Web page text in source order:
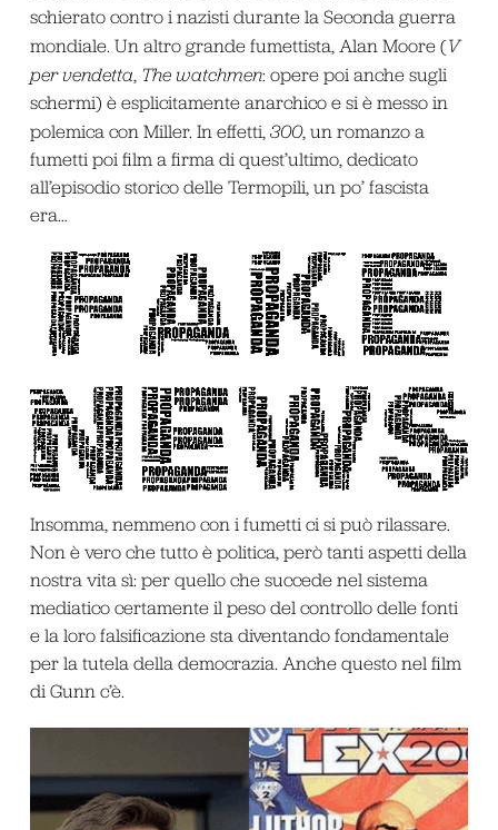
schierato contro i nazisti durante la Seconda guerra
mondiale. Un altro grande fumettista, Alan Moore (V
per vendetta, The watchmen: opere poi anche sugli
schermi) è esplicitamente anarchico e si è messo in
polemica con Miller. In effetti, 300, un romanzo a
fumetti poi film a firma di quest’ultimo, dedicato
all’episodio storico delle Termopili, un po’ fascista
era…
Insomma, nemmeno con i fumetti ci si può rilassare.
Non è vero che tutto è politica, però tanti aspetti della
nostra vita sì: per quello che succede nel sistema
mediatico certamente il peso del controllo delle fonti
e la loro falsificazione sta diventando fondamentale
per la tutela della democrazia. Anche questo nel film
di Gunn c’è.